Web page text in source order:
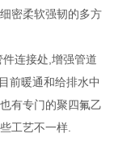
密柔软强韧的多方
连接处,增强管道
前暖通和给排水中
有专门的聚四氟乙
工艺不一样.